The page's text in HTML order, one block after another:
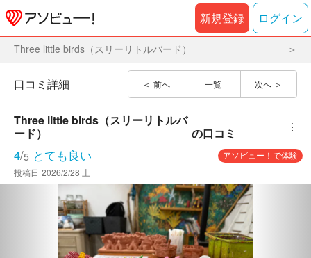
新規登録 ログイン
Three little birds（スリーリトルバード）
前へ 一覧 次へ
口コミ詳細
Three little birds（スリーリトルバ
ード）
の口コミ ︙
4/5 とても良い
アソビュー！で体験
投稿日 2026/2/28 土